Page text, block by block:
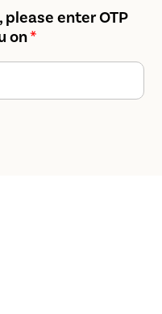
enter OTP
on*